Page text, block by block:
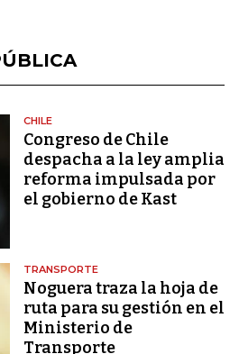
CHILE
Congreso de Chile
despacha a la ley amplia
reforma impulsada por
el gobierno de Kast
TRANSPORTE
Noguera traza la hoja de
ruta para su gestión en el
Ministerio de
Transporte